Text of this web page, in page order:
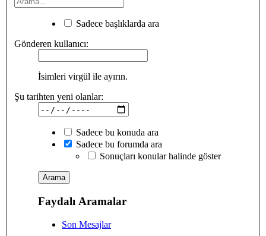
Sadece başlıklarda ara
Gönderen kullanıcı:
İsimleri virgül ile ayırın.
Şu tarihten yeni olanlar:
Sadece bu konuda ara
Sadece bu forumda ara
Sonuçları konular halinde göster
Faydalı Aramalar
Son Mesajlar